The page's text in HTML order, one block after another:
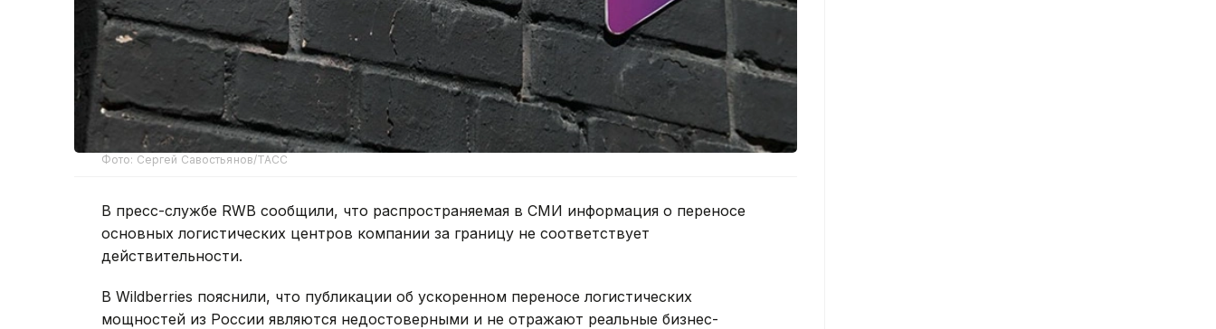
Фото: Сергей Савостьянов/ТАСС
В пресс-службе RWB сообщили, что распространяемая в СМИ информация о переносе
основных логистических центров компании за границу не соответствует
действительности.
В Wildberries пояснили, что публикации об ускоренном переносе логистических
мощностей из России являются недостоверными и не отражают реальные бизнес-